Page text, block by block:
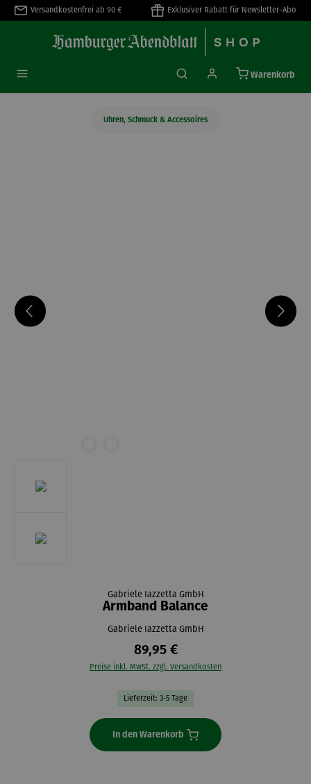
springen
Versandkostenfrei ab 90 € Exklusiver Rabatt für Newsletter-Abo
Warenkorb
Uhren, Schmuck & Accessoires
Gabriele Iazzetta GmbH
Armband Balance
Gabriele Iazzetta GmbH
89,95 €
Preise inkl. MwSt. zzgl. Versandkosten
Lieferzeit: 3-5 Tage
In den Warenkorb